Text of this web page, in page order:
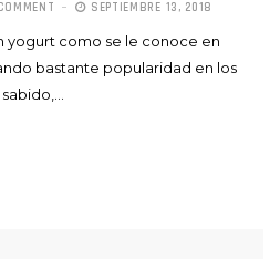
SEPTIEMBRE 13, 2018
yogurt como se le conoce en
bastante popularidad en los